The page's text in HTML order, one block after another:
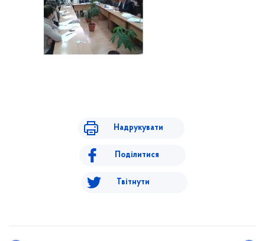
Надрукувати
Поділитися
Твітнути